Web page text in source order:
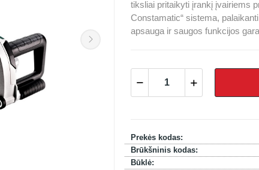
tiksliai pritaikyti įrankį įvairiems
Constamatic“ sistema,
apsauga ir saugos funkcijos
Prekės kodas:
Brūkšninis kodas:
Būklė: